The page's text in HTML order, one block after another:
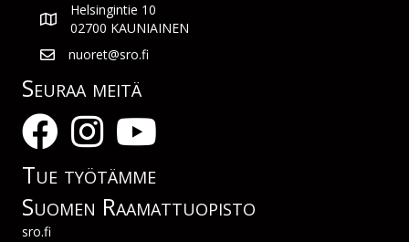
Helsingintie 10
02700 KAUNIAINEN
nuoret@sro.fi
Seuraa meitä
Tue työtämme
Suomen Raamattuopisto
sro.fi